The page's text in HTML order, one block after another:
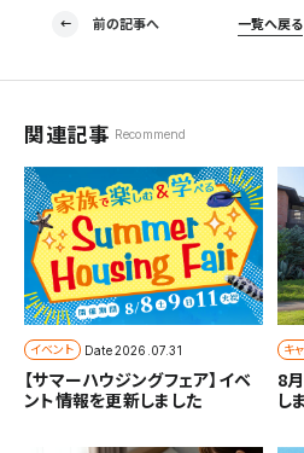
前の記事へ 一覧へ戻る
関連記事 Recommend
イベント Date2026.07.31
【サマーハウジングフェア】イベ
ント情報を更新しました
キ
ン
8
し